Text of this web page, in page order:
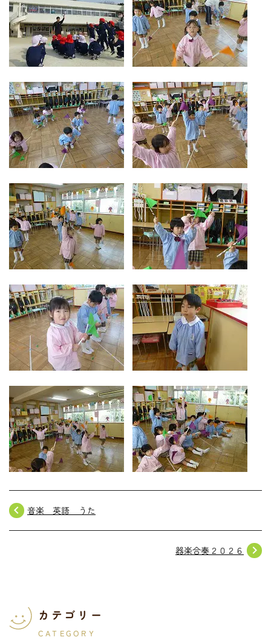
navigate_before 音楽 英語 うた
navigate_next
器楽合奏２０２６
カテゴリー
CATEGORY